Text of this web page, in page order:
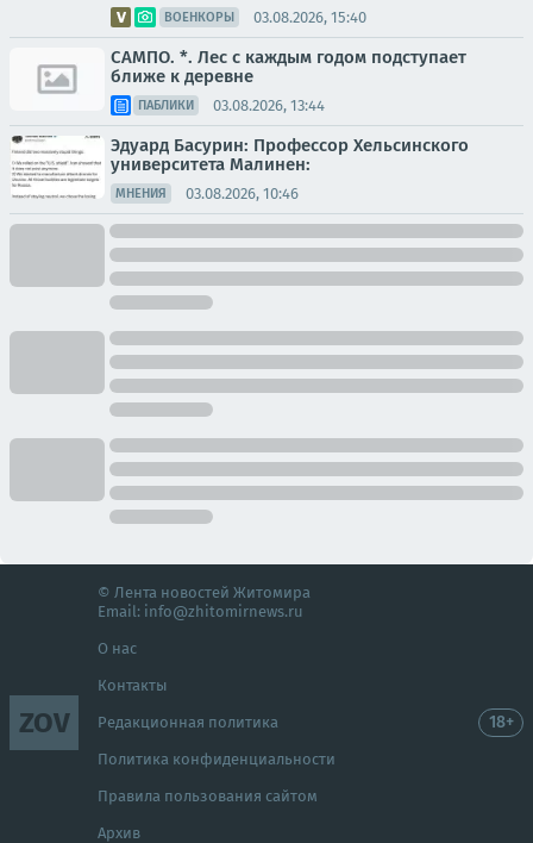
ВОЕНКОРЫ 03.08.2026, 15:40
САМПО. *. Лес с каждым годом подступает
ближе к деревне
ПАБЛИКИ 03.08.2026, 13:44
Эдуард Басурин: Профессор Хельсинского
университета Малинен:
МНЕНИЯ 03.08.2026, 10:46
ZOV
© Лента новостей Житомира
Email: info@zhitomirnews.ru
О нас
Контакты
Редакционная политика
Политика конфиденциальности
Правила пользования сайтом
Архив
18+